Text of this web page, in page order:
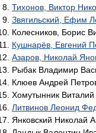
Тихонов, Виктор
Звягильский, Ефим
Колесников, Борис
Кушнарёв, Евгений
Азаров, Николай
Рыбак Владимир
Клюев Андрей
Хомутынник
Литвинов Леонид
Янковский Николай